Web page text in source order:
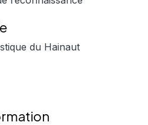
du Hainaut